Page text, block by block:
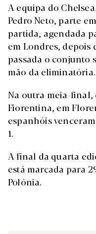
A equipa do
Pedro Neto, parte
partida, agendada
em Londres, depois
passada o conjunto
mão da eliminatória.
Na outra meia-final,
Fiorentina, em
espanhóis
1.
A final da quarta
está marcada para
Polónia.